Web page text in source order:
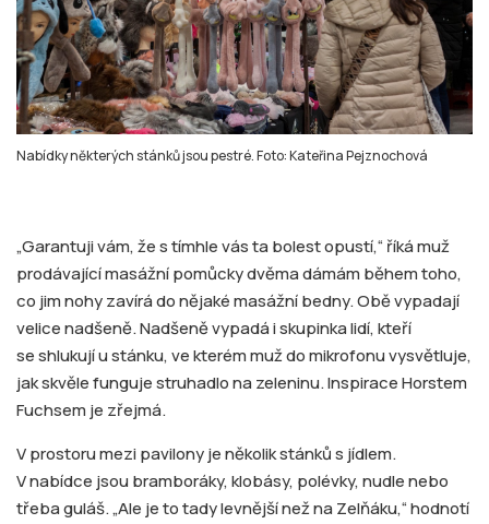
Nabídky některých stánků jsou pestré. Foto: Kateřina Pejznochová
„Garantuji vám, že s tímhle vás ta bolest opustí,“ říká muž
prodávající masážní pomůcky dvěma dámám během toho,
co jim nohy zavírá do nějaké masážní bedny. Obě vypadají
velice nadšeně. Nadšeně vypadá i skupinka lidí, kteří
se shlukují u stánku, ve kterém muž do mikrofonu vysvětluje,
jak skvěle funguje struhadlo na zeleninu. Inspirace Horstem
Fuchsem je zřejmá.
V prostoru mezi pavilony je několik stánků s jídlem.
V nabídce jsou bramboráky, klobásy, polévky, nudle nebo
třeba guláš. „Ale je to tady levnější než na Zelňáku,“ hodnotí